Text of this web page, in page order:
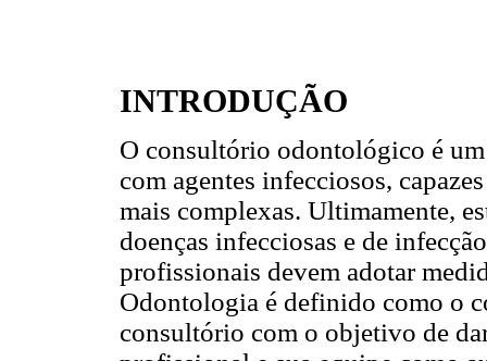
INTRODUÇÃO
O consultório odontológico é
com agentes infecciosos,
mais complexas. Ultimamente,
doenças infecciosas e de
profissionais devem adotar
Odontologia é definido como o
consultório com o objetivo de